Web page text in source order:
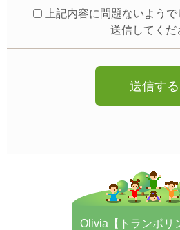
上記内容に問題ないよう
送信してくだ
Olivia【トランポリ